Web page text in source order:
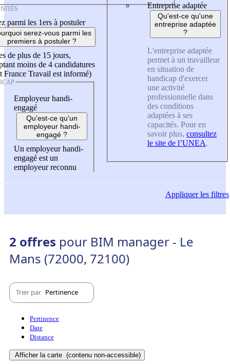
parmi les 1ers à postuler
serez-vous parmi les
premiers à postuler ?
de plus de 15 jours,
moins de 4 candidatures
France Travail est informé)
Employeur handi-
engagé
Qu'est-ce qu'un
employeur handi-
engagé ?
Un employeur handi-
engagé est un
employeur reconnu
Entreprise adaptée
Qu'est-ce qu'une
entreprise adaptée
?
L'entreprise adaptée
permet à un travailleur
en situation de
handicap d'exercer
une activité
professionnelle dans
des conditions
adaptées à ses
capacités. Pour en
savoir plus, consultez
le site de l’UNEA.
Appliquerles filtres
2 offres pour BIM manager - Le
Mans (72000, 72100)
Trier par Pertinence
Pertinence
Date
Distance
Afficher la carte (contenu non-accessible)